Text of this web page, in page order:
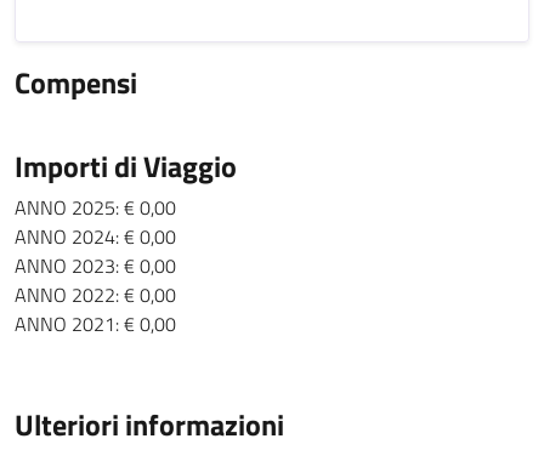
Compensi
Importi di Viaggio
ANNO 2025: € 0,00
ANNO 2024: € 0,00
ANNO 2023: € 0,00
ANNO 2022: € 0,00
ANNO 2021: € 0,00
Ulteriori informazioni